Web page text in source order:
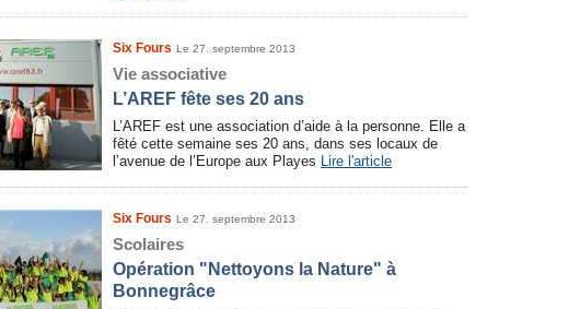
Six Fours Le 27. septembre 2013
Vie associative
L’AREF fête ses 20 ans
L’AREF est une association d’aide à la personne. Elle a
fêté cette semaine ses 20 ans, dans ses locaux de
l’avenue de l’Europe aux Playes Lire l'article
Six Fours Le 27. septembre 2013
Scolaires
Opération "Nettoyons la Nature" à
Bonnegrâce